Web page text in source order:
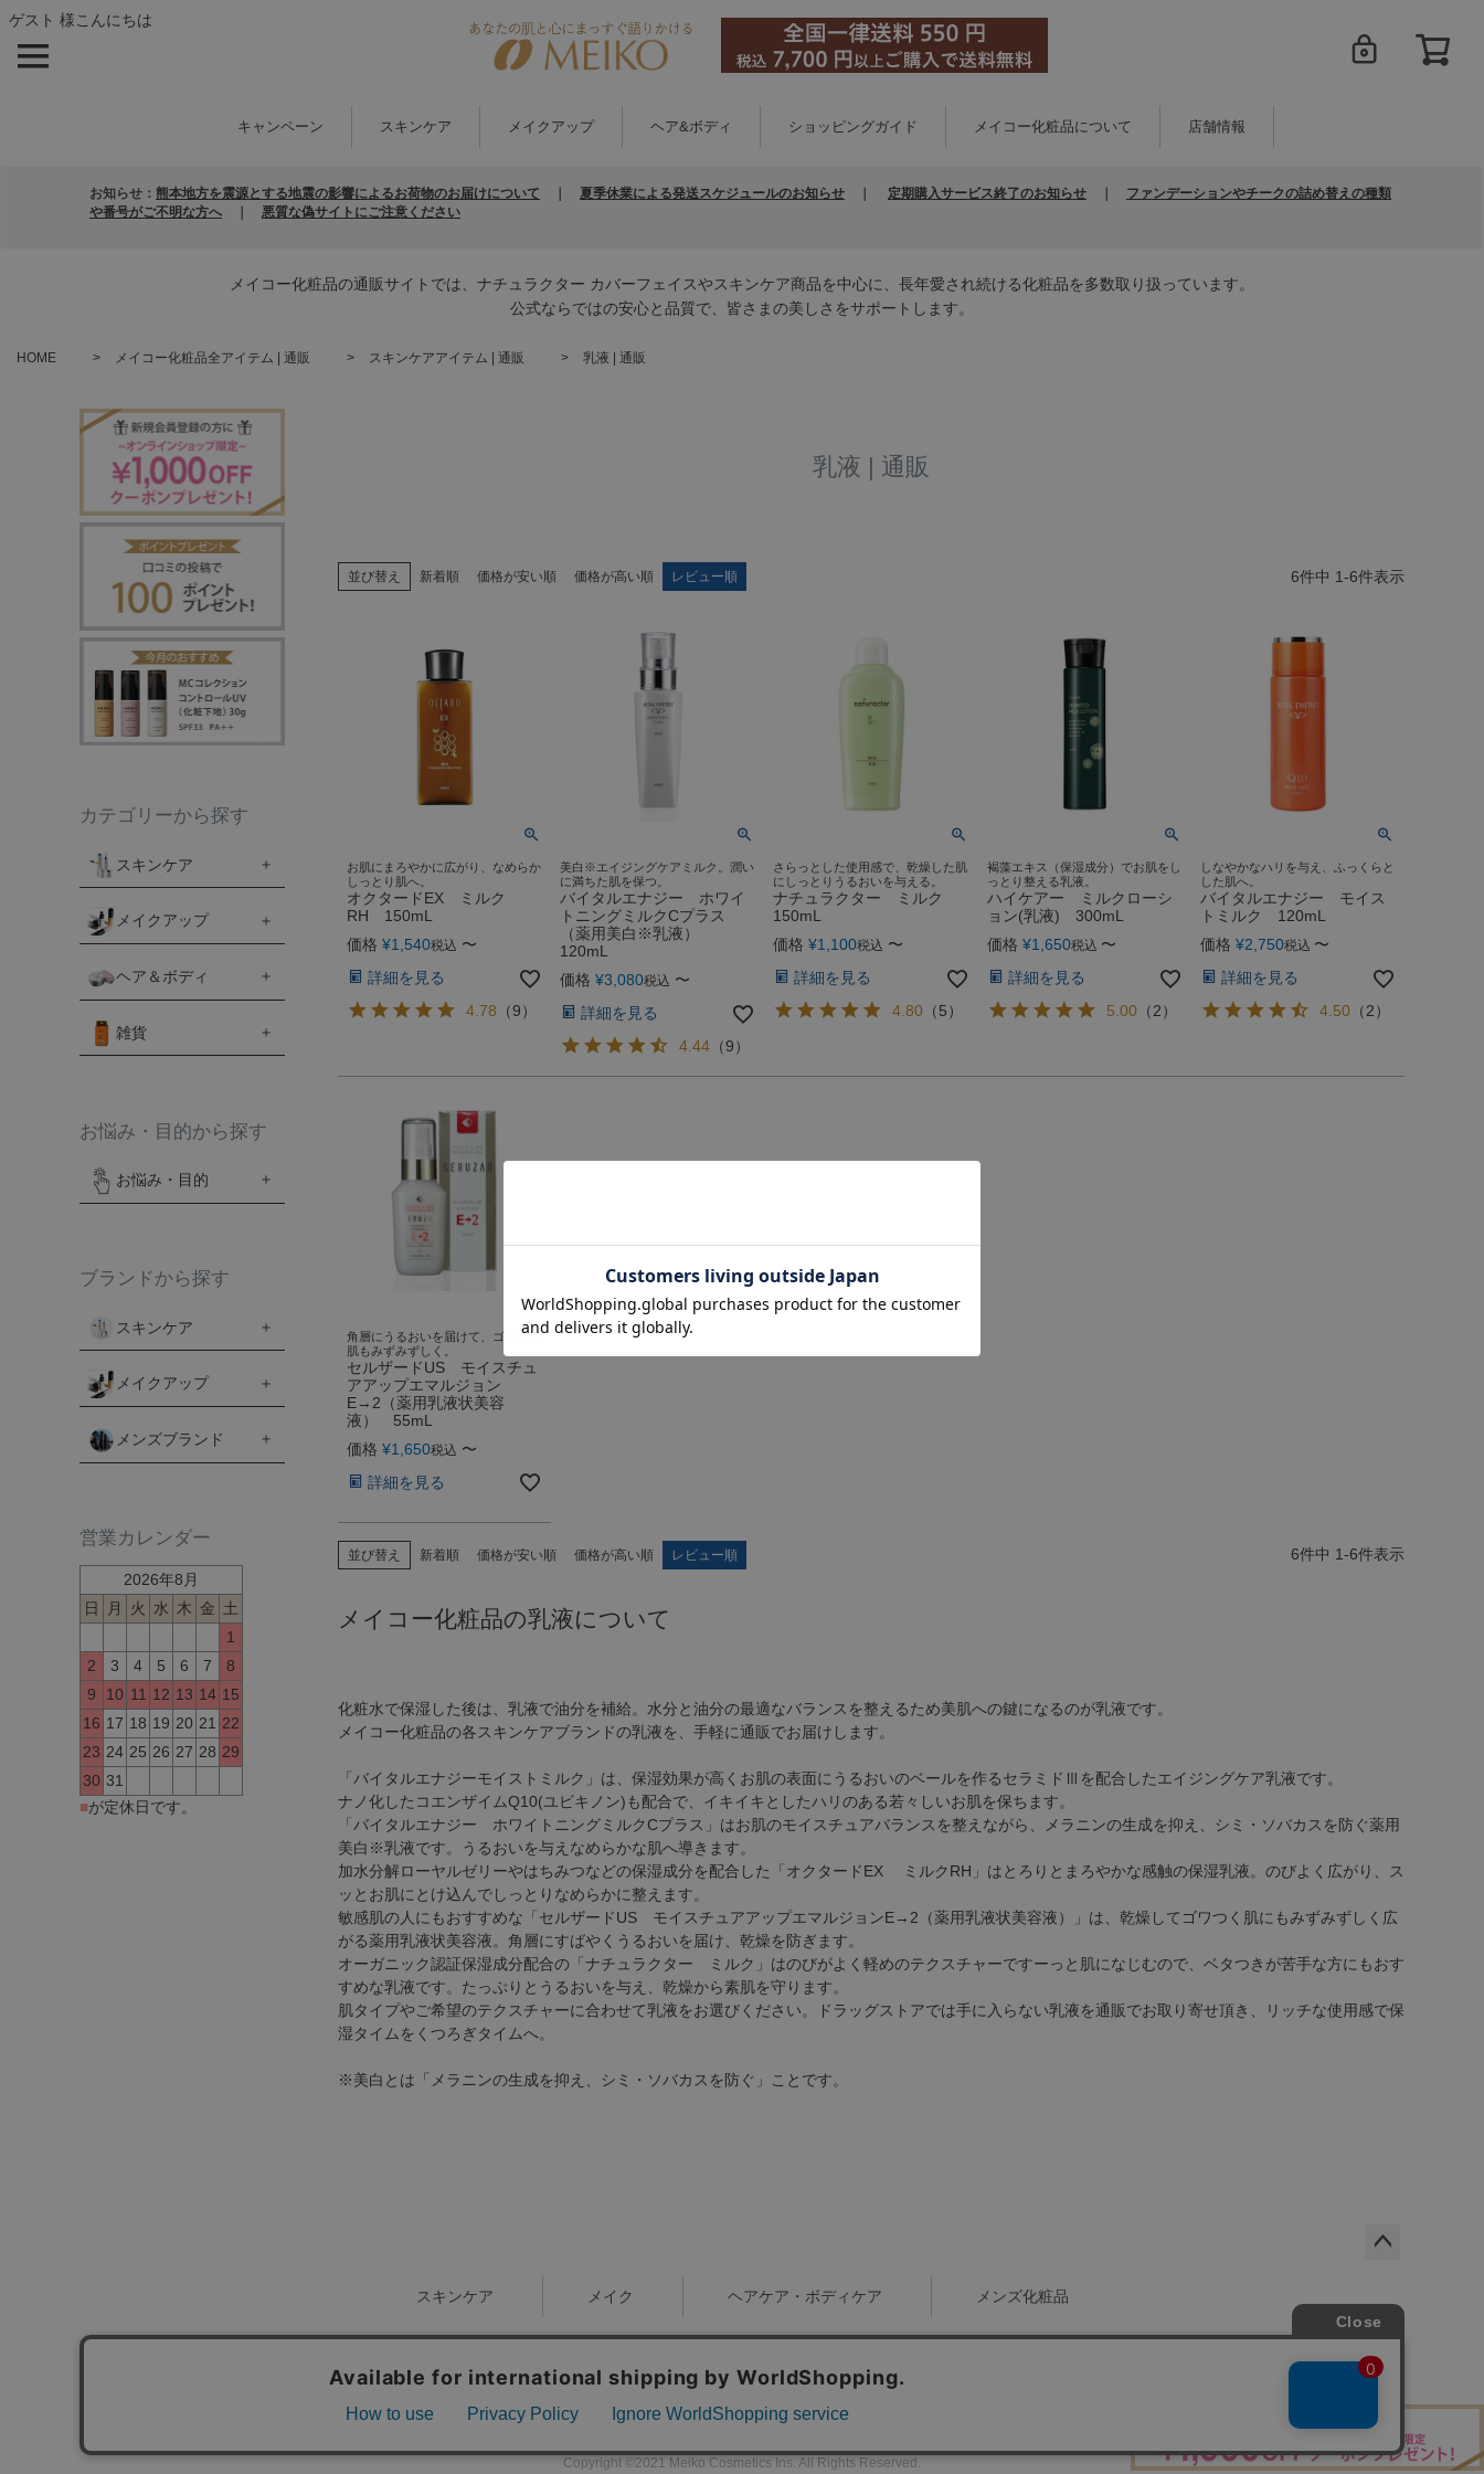
ゲスト 様こんにちは
キャンペーン スキンケア メイクアップ ヘア&ボディ ショッピングガイド メイコー化粧品について 店舗情報
お知らせ： 熊本地方を震源とする地震の影響によるお荷物のお届けについて 夏季休業による発送スケジュールのお知らせ 定期購入サービス終了のお知らせ
ファンデーションやチークの詰め替えの種類
や番号がご不明な方へ
悪質な偽サイトにご注意ください
メイコー化粧品の通販サイトでは、ナチュラクター カバーフェイスやスキンケア商品を中心に、長年愛され続ける化粧品を多数取り扱っています。
公式ならではの安心と品質で、皆さまの美しさをサポートします。
HOME メイコー化粧品全アイテム | 通販 スキンケアアイテム | 通販 乳液 | 通販
カテゴリーから探す
スキンケア
メイクアップ
ヘア＆ボディ
雑貨
お悩み・目的から探す
お悩み・目的
ブランドから探す
スキンケア
メイクアップ
メンズブランド
営業カレンダー
2026年8月
日
月 火 水 木 金 土
1
2
3 4 5 6 7
8
9
10 11 12 13 14 15
16 17 18 19 20 21 22
23 24 25 26 27 28 29
30 31
■が定休日です。
乳液 | 通販
並び替え 新着順 価格が安い順 価格が高い順 レビュー順 6件中 1-6件表示
お肌にまろやかに広がり、なめらか
しっとり肌へ。
オクタードEX ミルク
RH 150mL
価格 ¥1,540税込 〜
詳細を見る
4.78 （9）
美白※エイジングケアミルク。潤い
に満ちた肌を保つ。
バイタルエナジー ホワイ
トニングミルクCプラス
（薬用美白※乳液）
120mL
価格 ¥3,080税込 〜
詳細を見る
4.44 （9）
さらっとした使用感で、乾燥した肌
にしっとりうるおいを与える。
ナチュラクター ミルク
150mL
価格 ¥1,100税込 〜
詳細を見る
4.80 （5）
褐藻エキス（保湿成分）でお肌をし
っとり整える乳液。
ハイケアー ミルクローシ
ョン(乳液) 300mL
価格 ¥1,650税込 〜
詳細を見る
5.00 （2）
しなやかなハリを与え、ふっくらと
した肌へ。
バイタルエナジー モイス
トミルク 120mL
価格 ¥2,750税込 〜
詳細を見る
4.50 （2）
角層にうるおいを届けて、ゴワつく
肌もみずみずしく。
セルザードUS モイスチュ
アアップエマルジョン
E→2（薬用乳液状美容
液） 55mL
価格 ¥1,650税込 〜
詳細を見る
並び替え 新着順 価格が安い順 価格が高い順 レビュー順 6件中 1-6件表示
メイコー化粧品の乳液について
化粧水で保湿した後は、乳液で油分を補給。水分と油分の最適なバランスを整えるため美肌への鍵になるのが乳液です。
メイコー化粧品の各スキンケアブランドの乳液を、手軽に通販でお届けします。
「バイタルエナジーモイストミルク」は、保湿効果が高くお肌の表面にうるおいのベールを作るセラミドⅢを配合したエイジングケア乳液です。
ナノ化したコエンザイムQ10(ユビキノン)も配合で、イキイキとしたハリのある若々しいお肌を保ちます。
「バイタルエナジー ホワイトニングミルクCプラス」はお肌のモイスチュアバランスを整えながら、メラニンの生成を抑え、シミ・ソバカスを防ぐ薬用
美白※乳液です。うるおいを与えなめらかな肌へ導きます。
加水分解ローヤルゼリーやはちみつなどの保湿成分を配合した「オクタードEX ミルクRH」はとろりとまろやかな感触の保湿乳液。のびよく広がり、ス
ッとお肌にとけ込んでしっとりなめらかに整えます。
敏感肌の人にもおすすめな「セルザードUS モイスチュアアップエマルジョンE→2（薬用乳液状美容液）」は、乾燥してゴワつく肌にもみずみずしく広
がる薬用乳液状美容液。角層にすばやくうるおいを届け、乾燥を防ぎます。
オーガニック認証保湿成分配合の「ナチュラクター ミルク」はのびがよく軽めのテクスチャーですーっと肌になじむので、ベタつきが苦手な方にもおす
すめな乳液です。たっぷりとうるおいを与え、乾燥から素肌を守ります。
肌タイプやご希望のテクスチャーに合わせて乳液をお選びください。ドラッグストアでは手に入らない乳液を通販でお取り寄せ頂き、リッチな使用感で保
湿タイムをくつろぎタイムへ。
※美白とは「メラニンの生成を抑え、シミ・ソバカスを防ぐ」ことです。
ップ
へ
スキンケア メイク ヘアケア・ボディケア メンズ化粧品
特定商取引法表示 個人情報の取り扱い
Copyright ©2021 Meiko Cosmetics Ins. All Rights Reserved.